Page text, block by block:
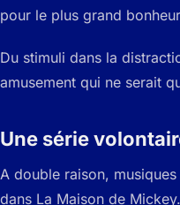
pour le plus grand
Du stimuli dans la
amusement qui ne serait
Une série
A double raison,
dans La Maison de Mickey.